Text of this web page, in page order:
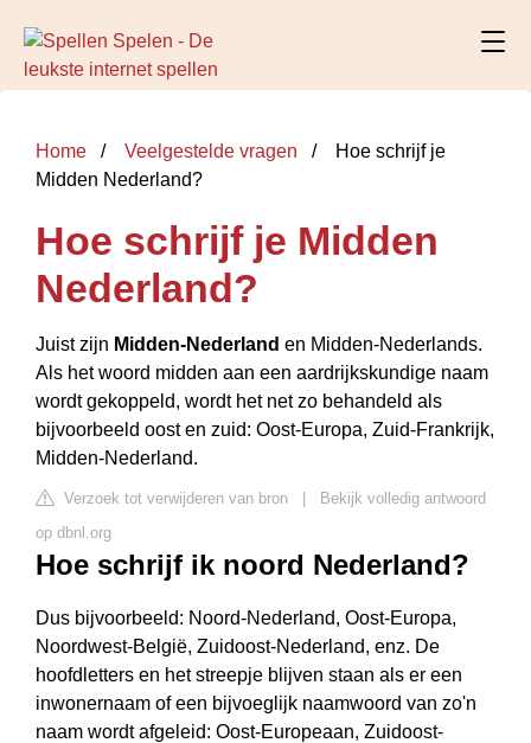
Home Veelgestelde vragen
Hoe schrijf je
Midden Nederland?
Hoe schrijf je Midden
Nederland?
Juist zijn Midden-Nederland en Midden-Nederlands.
Als het woord midden aan een aardrijkskundige naam
wordt gekoppeld, wordt het net zo behandeld als
bijvoorbeeld oost en zuid: Oost-Europa, Zuid-Frankrijk,
Midden-Nederland.
Verzoek tot verwijderen van bron
Bekijk volledig antwoord
op dbnl.org
Hoe schrijf ik noord Nederland?
Dus bijvoorbeeld: Noord-Nederland, Oost-Europa,
Noordwest-België, Zuidoost-Nederland, enz. De
hoofdletters en het streepje blijven staan als er een
inwonernaam of een bijvoeglijk naamwoord van zo'n
naam wordt afgeleid: Oost-Europeaan, Zuidoost-